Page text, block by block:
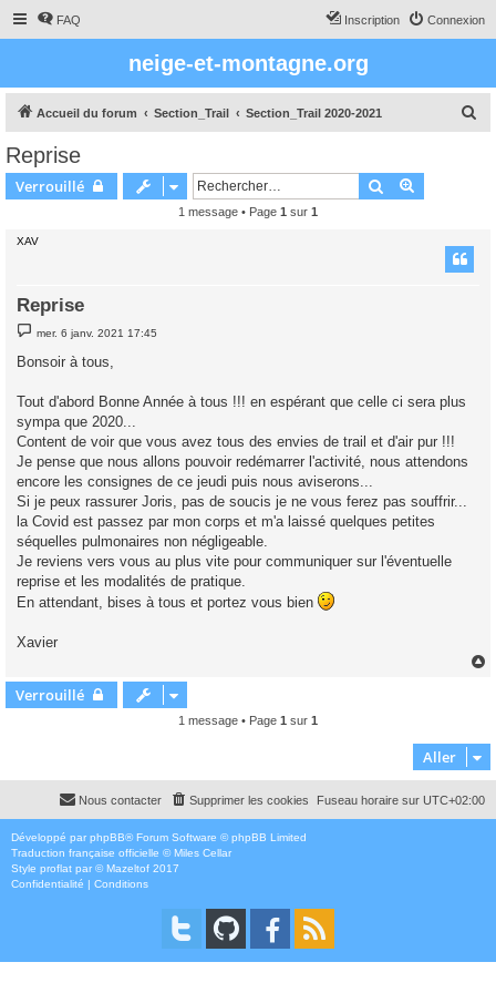
FAQ Connexion
Inscription
neige-et-montagne.org
Accueil du forum Section_Trail Section_Trail 2020-2021
Reprise
Verrouillé Rechercher
1 message • Page 1 sur 1
XAV
Reprise
e
s
e
mer. 6 janv. 2021 17:45
Bonsoir à tous,
Tout d'abord Bonne Année à tous !!! en espérant que celle ci sera plus
sympa que 2020...
Content de voir que vous avez tous des envies de trail et d'air pur !!!
Je pense que nous allons pouvoir redémarrer l'activité, nous attendons
encore les consignes de ce jeudi puis nous aviserons...
Si je peux rassurer Joris, pas de soucis je ne vous ferez pas souffrir...
la Covid est passez par mon corps et m'a laissé quelques petites
séquelles pulmonaires non négligeable.
Je reviens vers vous au plus vite pour communiquer sur l'éventuelle
reprise et les modalités de pratique.
En attendant, bises à tous et portez vous bien
Xavier
Verrouillé
1 message • Page 1 sur 1
Aller
Fuseau horaire sur UTC+02:00
Supprimer les cookies
Nous contacter
Développé par phpBB® Forum Software © phpBB Limited
Traduction française officielle ©Miles Cellar
Style proflat par ©Mazeltof 2017
Confidentialité | Conditions